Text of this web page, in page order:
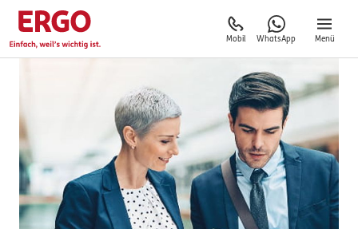
Mobil WhatsApp Menü